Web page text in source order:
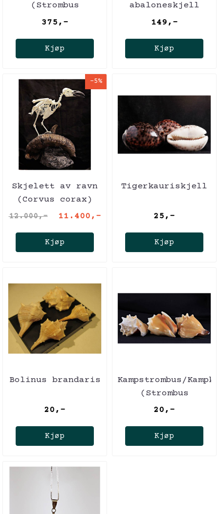
(Strombus
pugilis)
375,-
Kjøp
abaloneskjell
149,-
Kjøp
-5%
Skjelett av ravn
(Corvus corax)
med sauehorn
12.000,- 11.400,-
Kjøp
Tigerkauriskjell
25,-
Kjøp
Bolinus brandaris
20,-
Kjøp
Kampstrombus/
(Strombus
pugilis)
20,-
Kjøp